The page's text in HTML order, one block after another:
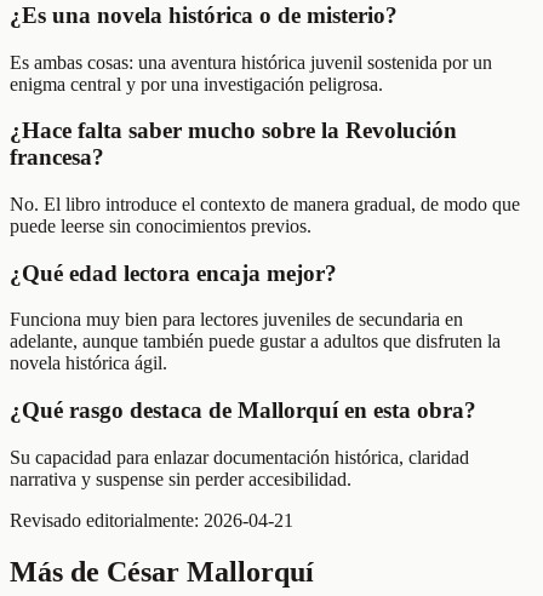
¿Es una novela histórica o de misterio?
Es ambas cosas: una aventura histórica juvenil sostenida por un
enigma central y por una investigación peligrosa.
¿Hace falta saber mucho sobre la Revolución
francesa?
No. El libro introduce el contexto de manera gradual, de modo que
puede leerse sin conocimientos previos.
¿Qué edad lectora encaja mejor?
Funciona muy bien para lectores juveniles de secundaria en
adelante, aunque también puede gustar a adultos que disfruten la
novela histórica ágil.
¿Qué rasgo destaca de Mallorquí en esta obra?
Su capacidad para enlazar documentación histórica, claridad
narrativa y suspense sin perder accesibilidad.
Revisado editorialmente: 2026-04-21
Más de César Mallorquí